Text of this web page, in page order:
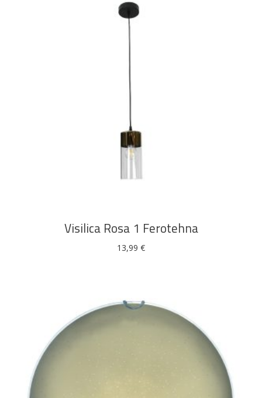
DODAJ U KOŠARICU
Visilica Rosa 1 Ferotehna
13,99 €